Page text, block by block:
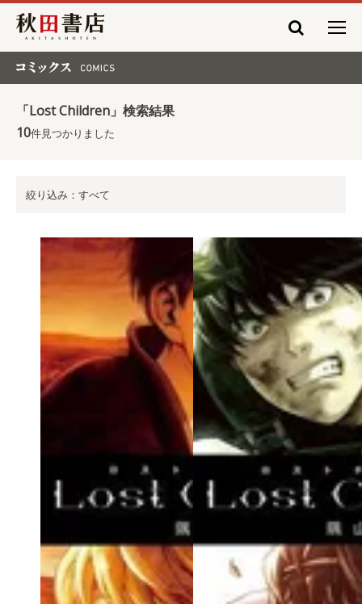
秋田書店
「Lost Children」検索結果
10件見つかりました
絞り込み：すべて